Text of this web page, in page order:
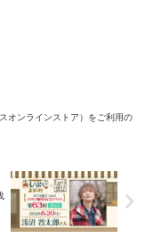
オンラインストア）をご利用の